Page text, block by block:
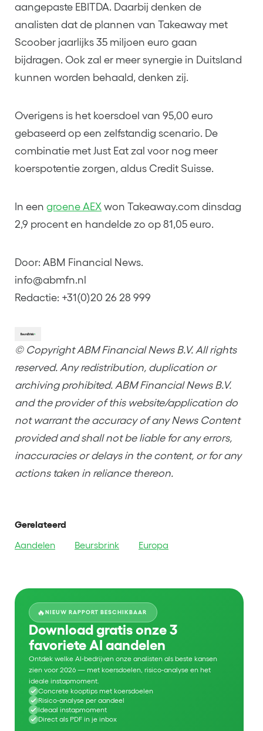
aangepaste EBITDA. Daarbij denken de
analisten dat de plannen van Takeaway met
Scoober jaarlijks 35 miljoen euro gaan
bijdragen. Ook zal er meer synergie in Duitsland
kunnen worden behaald, denken zij.
Overigens is het koersdoel van 95,00 euro
gebaseerd op een zelfstandig scenario. De
combinatie met Just Eat zal voor nog meer
koerspotentie zorgen, aldus Credit Suisse.
In een groene AEX won Takeaway.com dinsdag
2,9 procent en handelde zo op 81,05 euro.
Door: ABM Financial News.
info@abmfn.nl
Redactie: +31(0)20 26 28 999
© Copyright ABM Financial News B.V. All rights
reserved. Any redistribution, duplication or
archiving prohibited. ABM Financial News B.V.
and the provider of this website/application do
not warrant the accuracy of any News Content
provided and shall not be liable for any errors,
inaccuracies or delays in the content, or for any
actions taken in reliance thereon.
Gerelateerd
Aandelen
Beursbrink Europa
🔥NIEUW RAPPORT BESCHIKBAAR
Download gratis onze 3
favoriete AI aandelen
Ontdek welke AI-bedrijven onze analisten als beste kansen
zien voor 2026 — met koersdoelen, risico-analyse en het
ideale instapmoment.
Concrete kooptips met koersdoelen
Risico-analyse per aandeel
Ideaal instapmoment
Direct als PDF in je inbox